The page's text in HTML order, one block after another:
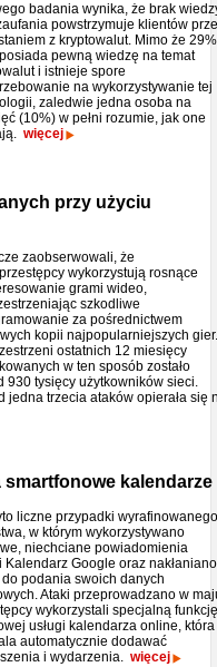
badania wynika, że brak
powstrzymuje klientów
z kryptowalut. Mimo że 29%
pewną wiedzę na temat
i istnieje spore
na wykorzystywanie tej
zaledwie jedna osoba na
(10%) w pełni rozumie, jak one
więcej
przy użyciu
zaobserwowali, że
wykorzystują rosnące
grami wideo,
szkodliwe
za pośrednictwem
kopii najpopularniejszych gier.
ostatnich 12 miesięcy
w ten sposób zostało
930 tysięcy użytkowników sieci.
jedna trzecia ataków opierała się
kalendarze
liczne przypadki wyrafinowanego
w którym wykorzystywano
niechciane powiadomienia
Kalendarz Google oraz nakłaniano
podania swoich danych
Ataki przeprowadzano w
wykorzystali specjalną funkcję
usługi kalendarza online, która
automatycznie dodawać
i wydarzenia. więcej